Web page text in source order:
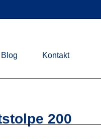
Blog Kontakt
200